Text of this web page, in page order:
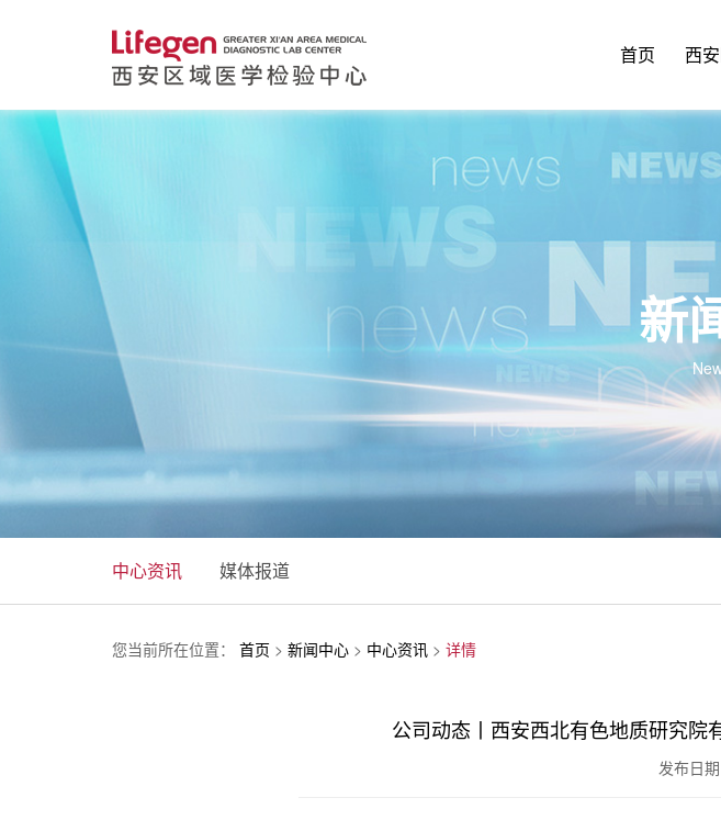
首页 西
新
中心资讯 媒体报道
您当前所在位置： 首页 > 新闻中心 > 中心资讯 > 详情
公司动态丨西安西北有色地质研究院
发布日